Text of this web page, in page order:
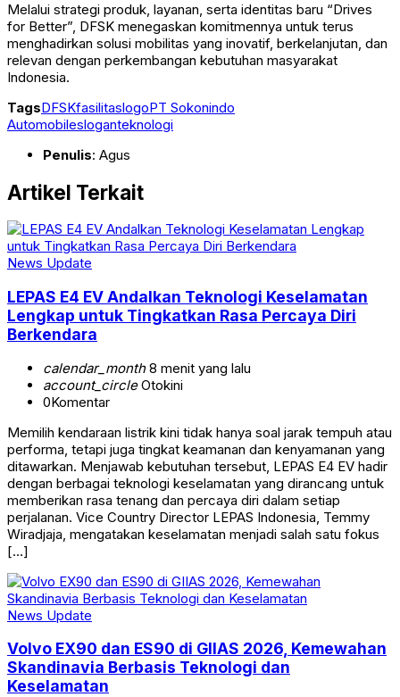
Melalui strategi produk, layanan, serta identitas baru “Drives
for Better”, DFSK menegaskan komitmennya untuk terus
menghadirkan solusi mobilitas yang inovatif, berkelanjutan, dan
relevan dengan perkembangan kebutuhan masyarakat
Indonesia.
TagsDFSKfasilitaslogoPT Sokonindo
Automobilesloganteknologi
Penulis: Agus
Artikel Terkait
News Update
LEPAS E4 EV Andalkan Teknologi Keselamatan
Lengkap untuk Tingkatkan Rasa Percaya Diri
Berkendara
calendar_month8 menit yang lalu
account_circleOtokini
0Komentar
Memilih kendaraan listrik kini tidak hanya soal jarak tempuh atau
performa, tetapi juga tingkat keamanan dan kenyamanan yang
ditawarkan. Menjawab kebutuhan tersebut, LEPAS E4 EV hadir
dengan berbagai teknologi keselamatan yang dirancang untuk
memberikan rasa tenang dan percaya diri dalam setiap
perjalanan. Vice Country Director LEPAS Indonesia, Temmy
Wiradjaja, mengatakan keselamatan menjadi salah satu fokus
[…]
News Update
Volvo EX90 dan ES90 di GIIAS 2026, Kemewahan
Skandinavia Berbasis Teknologi dan
Keselamatan